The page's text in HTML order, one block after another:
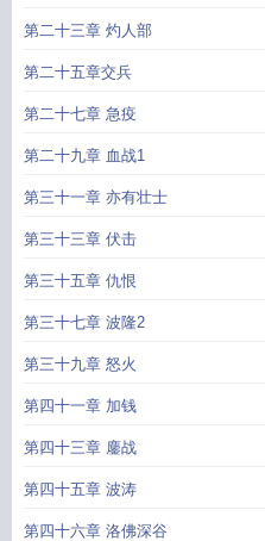
第二十三章 灼人部
第二十五章交兵
第二十七章 急疫
第二十九章 血战1
第三十一章 亦有壮士
第三十三章 伏击
第三十五章 仇恨
第三十七章 波隆2
第三十九章 怒火
第四十一章 加钱
第四十三章 鏖战
第四十五章 波涛
第四十六章 洛佛深谷